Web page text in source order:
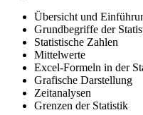
Übersicht und
Grundbegriffe der
Statistische Zahlen
Mittelwerte
Excel-Formeln in der
Grafische Darstellung
Zeitanalysen
Grenzen der Statistik